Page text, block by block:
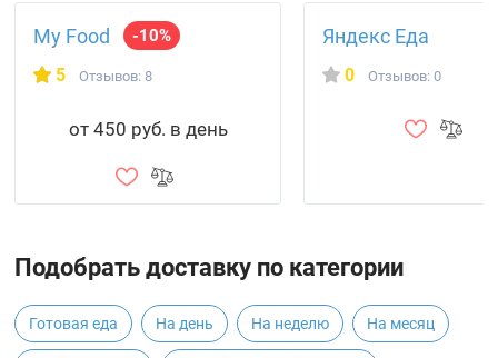
My Food -10%
5 Отзывов: 8
от 450 руб. в день
Яндекс Еда
0 Отзывов: 0
Подобрать доставку по категории
Готовая еда На день На неделю На месяц